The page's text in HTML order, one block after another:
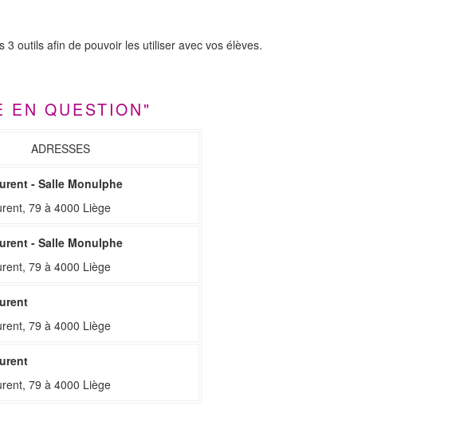
outils afin de pouvoir les utiliser avec vos élèves.
EN QUESTION"
ADRESSES
- Salle Monulphe
79 à 4000 Liège
- Salle Monulphe
79 à 4000 Liège
79 à 4000 Liège
79 à 4000 Liège